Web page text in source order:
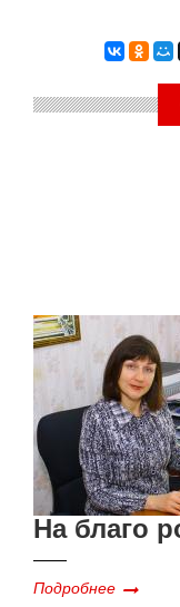
На благо
Подробнее